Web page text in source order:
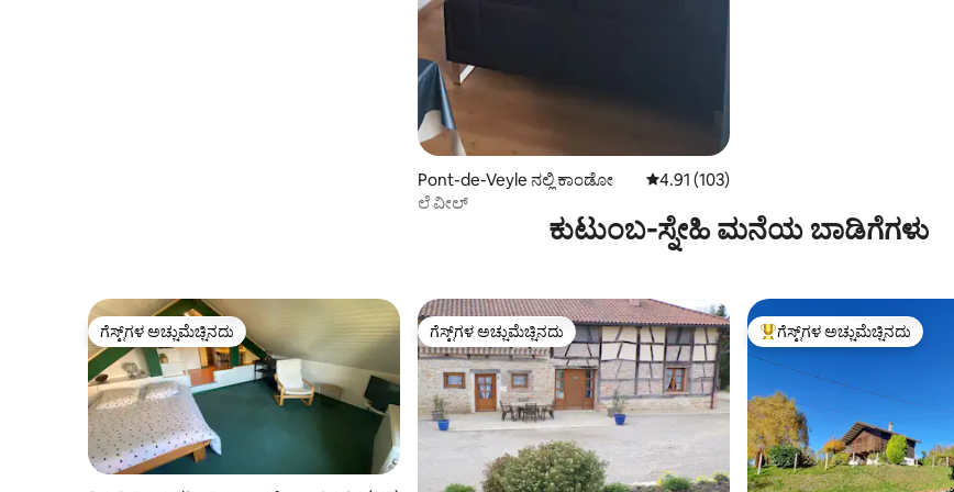
Pont-de-Veyle ನಲ್ಲಿ ಕಾಂಡೋ 5 ರಲ್ಲಿ 4.91 ಸರಾಸರಿ ರೇಟಿಂಗ್, 103 ವಿಮರ್ಶೆಗಳು
4.91 (103)
ಲೆ ವೀಲ್
ಕುಟುಂಬ-ಸ್ನೇಹಿ ಮನೆಯ ಬಾಡಿಗೆಗಳು
ಗೆಸ್ಟ್‌ಗಳ ಅಚ್ಚುಮೆಚ್ಚಿನದು
ಗೆಸ್ಟ್‌ಗಳ ಅಚ್ಚುಮೆಚ್ಚಿನದು ಗೆಸ್ಟ್‌ಗಳ ಅಚ್ಚುಮೆಚ್ಚಿನದು
ಗೆಸ್ಟ್‌ಗಳ ಅಚ್ಚುಮೆಚ್ಚಿನದು ಗೆಸ್ಟ್‌ಗಳಿಗೆ ಅತಿ ಹೆಚ್ಚು ಅಚ್ಚುಮೆಚ್ಚಿನದು
ಗೆಸ್ಟ್‌ಗಳ ಅಚ್ಚುಮೆಚ್ಚಿನದು